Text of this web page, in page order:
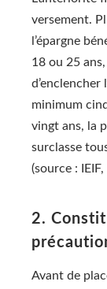
versement.
l’épargne
18 ou 25
d’enclencher
minimum
vingt ans, la
surclasse
(source :
2.
Avant de